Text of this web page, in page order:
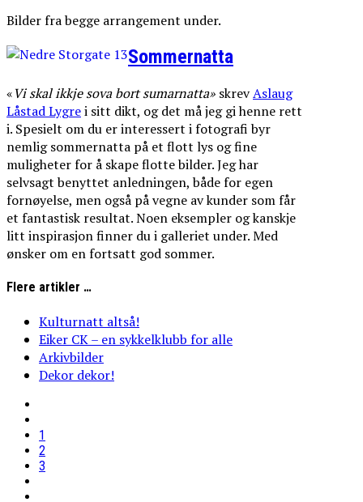
Bilder fra begge arrangement under.
Sommernatta
«Viskalikkjesovabort sumarnatta» skrevAslaug
Låstad Lygrei sitt dikt, og det må jeg gi henne rett
i. Spesielt om du er interessert i fotografi byr
nemlig sommernatta på et flott lys og fine
muligheter for å skape flotte bilder. Jeg har
selvsagt benyttet anledningen, både for egen
fornøyelse, men også på vegne av kunder som får
et fantastisk resultat. Noen eksempler og kanskje
litt inspirasjon finner du i galleriet under. Med
ønsker om en fortsatt god sommer.
Flere artikler …
Kulturnatt altså!
Eiker CK – en sykkelklubb for alle
Arkivbilder
Dekor dekor!
1
2
3